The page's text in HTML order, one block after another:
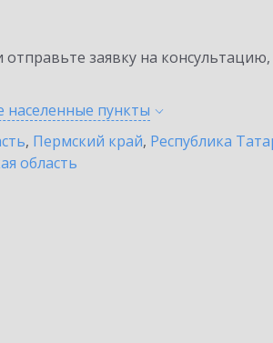
заявку на
населенные пункты
, Пермский край, Республика
область